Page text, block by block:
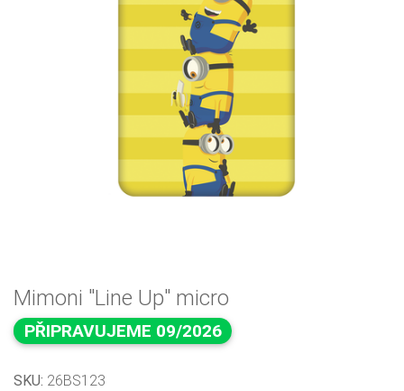
Mimoni "Line Up" micro
PŘIPRAVUJEME 09/2026
SKU: 26BS123